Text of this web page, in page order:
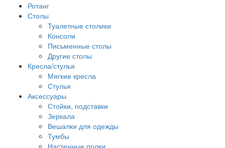
Ротанг
Столы
Туалетные столики
Консоли
Письменные столы
Другие столы
Кресла/стулья
Мягкие кресла
Стулья
Аксессуары
Стойки, подставки
Зеркала
Вешалки для одежды
Тумбы
Настенные полки